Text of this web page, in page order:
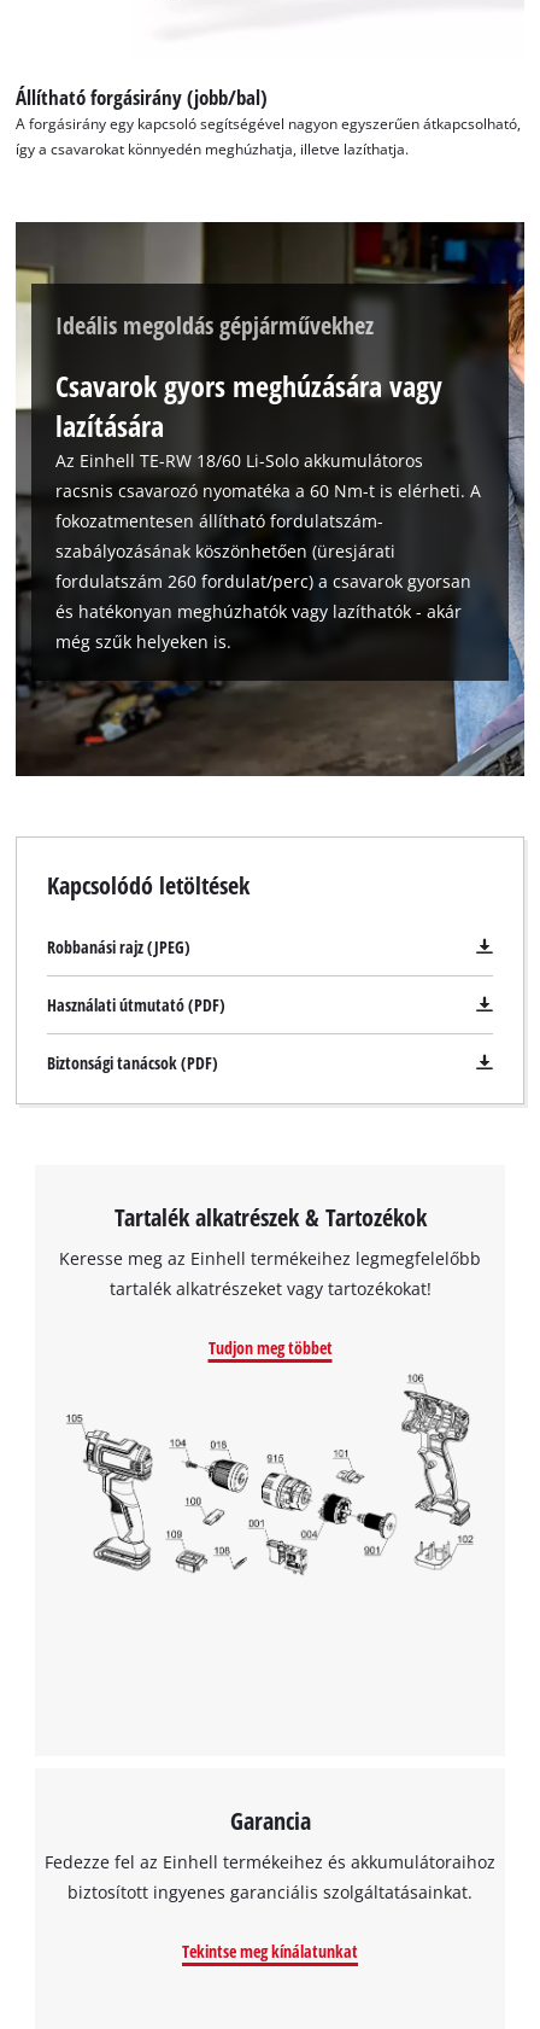
A Google Maps szolgáltatás betöltéséhez
szükségünk van az Ön jóváhagyására!
This content is not permitted to load due
to trackers that are not disclosed to the
visitor. The website owner needs to setup
to the list of technologies used.
Usercentrics Consent
Management Platform
Állítható forgásirány (jobb/bal)
A forgásirány egy kapcsoló segítségével nagyon egyszerűen átkapcsolható,
így a csavarokat könnyedén meghúzhatja, illetve lazíthatja.
Ideális megoldás gépjárművekhez
Csavarok gyors meghúzására vagy
lazítására
Az Einhell TE-RW 18/60 Li-Solo akkumulátoros
racsnis csavarozó nyomatéka a 60 Nm-t is elérheti. A
fokozatmentesen állítható fordulatszám-
szabályozásának köszönhetően (üresjárati
fordulatszám 260 fordulat/perc) a csavarok gyorsan
és hatékonyan meghúzhatók vagy lazíthatók - akár
még szűk helyeken is.
Kapcsolódó letöltések
Robbanási rajz (JPEG)
Használati útmutató (PDF)
Biztonsági tanácsok (PDF)
Tartalék alkatrészek & Tartozékok
Keresse meg az Einhell termékeihez legmegfelelőbb
tartalék alkatrészeket vagy tartozékokat!
Tudjon meg többet
Garancia
Fedezze fel az Einhell termékeihez és akkumulátoraihoz
biztosított ingyenes garanciális szolgáltatásainkat.
Tekintse meg kínálatunkat